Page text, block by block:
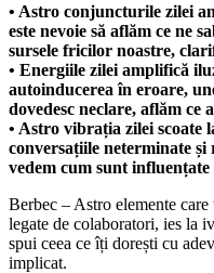
• Astro conjuncturile zilei
este nevoie să aflăm ce ne
sursele fricilor noastre,
• Energiile zilei amplifică
autoinducerea în eroare,
dovedesc neclare, aflăm ce
• Astro vibrația zilei scoate
conversațiile neterminate și
vedem cum sunt influențate
Berbec – Astro elemente
legate de colaboratori, ies la
spui ceea ce îți dorești cu
implicat.